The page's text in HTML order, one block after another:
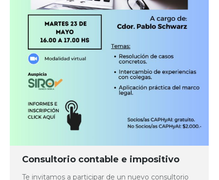
Consultorio contable e impositivo
Te invitamos a participar de un nuevo consultorio